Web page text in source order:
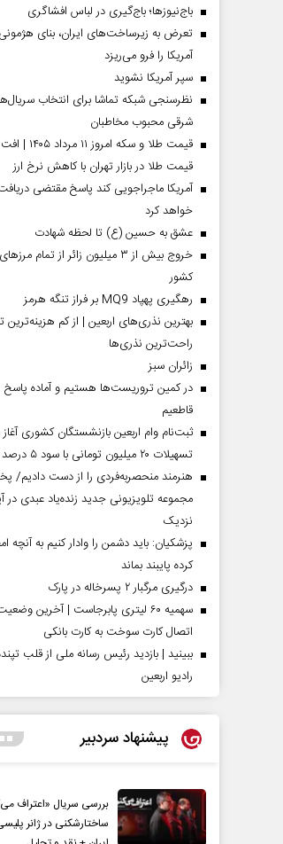
باج‌نیوزها؛ باج‌گیری در لباس افشاگری
تعرض به زیرساخت‌های ایران، بنای هژمونی
آمریکا را فرو می‌ریزد
سپر آمریکا نشوید
نظرسنجی شبکه تماشا برای انتخاب
شرقی محبوب مخاطبان
قیمت طلا و سکه امروز ۱۱ مرداد ۱۴۰۵ | افت
قیمت طلا در بازار تهران با کاهش نرخ ارز
آمریکا ماجراجویی کند پاسخ مقتضی
خواهد کرد
عشق به حسین (ع) تا لحظه شهادت
خروج بیش از ۳ میلیون زائر از تمام مرز‌های
کشور
رهگیری پهپاد MQ9 بر فراز تنگه هرمز
بهترین نذری‌های اربعین | از کم هزینه‌ترین
راحت‌ترین نذری‌ها
‌زائران سبز
در کمین تروریست‌ها هستیم و آماده پاسخ
قاطعیم
ثبت‌نام وام اربعین بازنشستگان کشوری
تسهیلات ۲۰ میلیون تومانی با سود ۵ درصد
مجموعه تلویزیونی جدید زنده‌یاد عبدی در
نزدیک
پزشکیان: باید دشمن را وادار کنیم به آنچه
کرده پایبند بماند
درگیری مرگبار ۲ پسرخاله در پارک
سهمیه ۶۰ لیتری پابرجاست | آخرین
اتصال کارت سوخت به کارت بانکی
ببینید | بازدید رئیس رسانه ملی از قلب
رادیو اربعین
پیشنهاد سردبیر
بررسی سریال «اعتراف
ساختارشکنی در ژانر